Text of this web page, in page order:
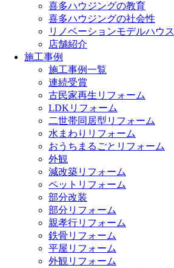
喜多ハウジングの教育
喜多ハウジングの社会性
リノベーションモデルハウス
店舗紹介
施工事例
施工事例一覧
連続受賞
古民家再生リフォーム
LDKリフォーム
二世帯同居型リフォーム
水まわりリフォーム
おうちまるごとリフォーム
外観
減改築リフォーム
ペットリフォーム
部分改装
部分リフォーム
親孝行リフォーム
鉄骨リフォーム
平屋リフォーム
外観リフォーム